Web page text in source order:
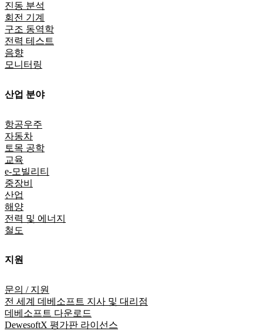
진동 분석
회전 기계
구조 동역학
전력 테스트
음향
모니터링
산업 분야
항공우주
자동차
토목 공학
교육
e-모빌리티
중장비
산업
해양
전력 및 에너지
철도
지원
문의 / 지원
전 세계 데베소프트 지사 및 대리점
데베소프트 다운로드
DewesoftX 평가판 라이선스